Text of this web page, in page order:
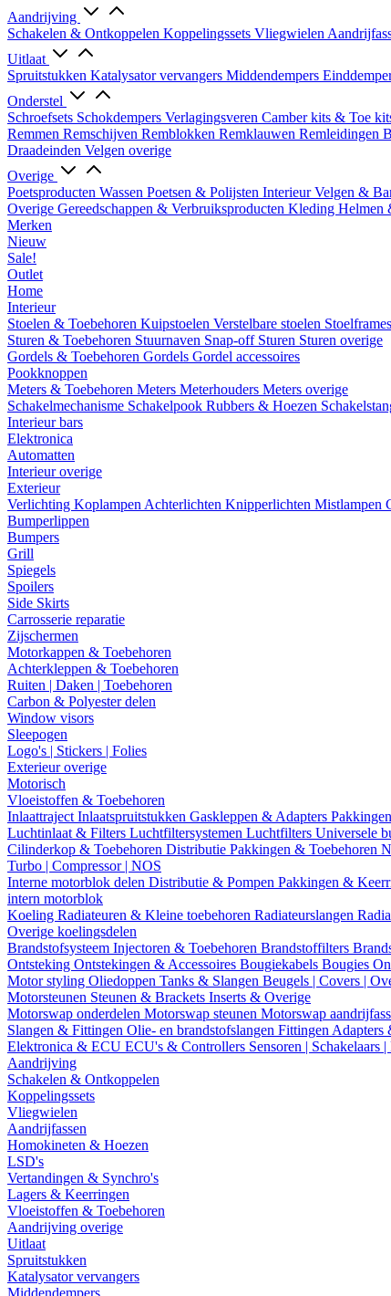
Aandrijving
Schakelen & Ontkoppelen Koppelingssets Vliegwielen
Uitlaat
Spruitstukken Katalysator vervangers Middendempers
Onderstel
Schroefsets Schokdempers Verlagingsveren Camber kits & Toe
Remmen Remschijven Remblokken Remklauwen Remleidingen
Draadeinden Velgen overige
Overige
Poetsproducten Wassen Poetsen & Polijsten InterieurVelgen &
Overige Gereedschappen & Verbruiksproducten Kleding Helmen
Merken
Nieuw
Sale!
Outlet
Home
Interieur
Stoelen & Toebehoren Kuipstoelen Verstelbare stoelen Stoelframes
Sturen & Toebehoren Stuurnaven Snap-off Sturen Sturen overige
Gordels & Toebehoren Gordels Gordel accessoires
Pookknoppen
Meters & Toebehoren Meters Meterhouders Meters overige
Schakelmechanisme Schakelpook Rubbers & Hoezen
Interieur bars
Elektronica
Automatten
Interieur overige
Exterieur
Verlichting Koplampen Achterlichten Knipperlichten Mistlampen
Bumperlippen
Bumpers
Grill
Spiegels
Spoilers
Side Skirts
Carrosserie reparatie
Zijschermen
Motorkappen & Toebehoren
Achterkleppen & Toebehoren
Ruiten | Daken | Toebehoren
Carbon & Polyester delen
Window visors
Sleepogen
Logo's | Stickers | Folies
Exterieur overige
Motorisch
Vloeistoffen & Toebehoren
Inlaattraject Inlaatspruitstukken Gaskleppen & Adapters
Luchtinlaat & Filters Luchtfiltersystemen Luchtfilters Universele
Cilinderkop & Toebehoren Distributie Pakkingen & Toebehoren
Turbo | Compressor | NOS
Interne motorblok delen Distributie & Pompen Pakkingen &
intern motorblok
Koeling Radiateuren & Kleine toebehoren Radiateurslangen
Overige koelingsdelen
Brandstofsysteem Injectoren & Toebehoren Brandstoffilters
Ontsteking Ontstekingen & Accessoires Bougiekabels Bougies
Motor styling Oliedoppen Tanks & Slangen Beugels | Covers |
Motorsteunen Steunen & Brackets Inserts & Overige
Motorswap onderdelen Motorswap steunen Motorswap
Slangen & Fittingen Olie- en brandstofslangen Fittingen Adapters
Elektronica & ECU ECU's & Controllers Sensoren | Schakelaars |
Aandrijving
Schakelen & Ontkoppelen
Koppelingssets
Vliegwielen
Aandrijfassen
Homokineten & Hoezen
LSD's
Vertandingen & Synchro's
Lagers & Keerringen
Vloeistoffen & Toebehoren
Aandrijving overige
Uitlaat
Spruitstukken
Katalysator vervangers
Middendempers